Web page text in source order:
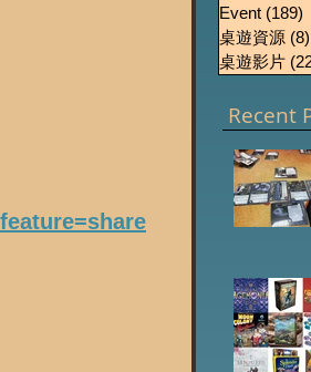
Event (189)
桌遊資源 (8)
桌遊影片
Recent